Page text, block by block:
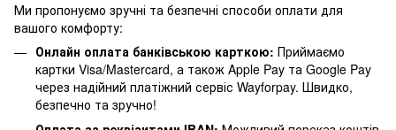
Ми пропонуємо зручні та безпечні способи оплати для
вашого комфорту:
Онлайн оплата банківською карткою: Приймаємо
картки Visa/Mastercard, а також Apple Pay та Google Pay
через надійний платіжний сервіс Wayforpay. Швидко,
безпечно та зручно!